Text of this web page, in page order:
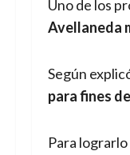
Uno de los
Avellaneda
Según
para fines
Para